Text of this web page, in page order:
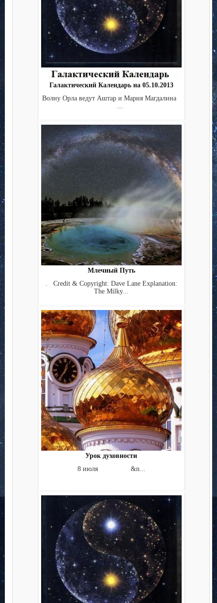
Галактический Календарь на 05.10.2013
Волну Орла ведут Аштар и Мария Магдалина
Млечный Путь
. Credit & Copyright: Dave Lane Explanation:
The Milky...
Урок духовности
8 июля &n...